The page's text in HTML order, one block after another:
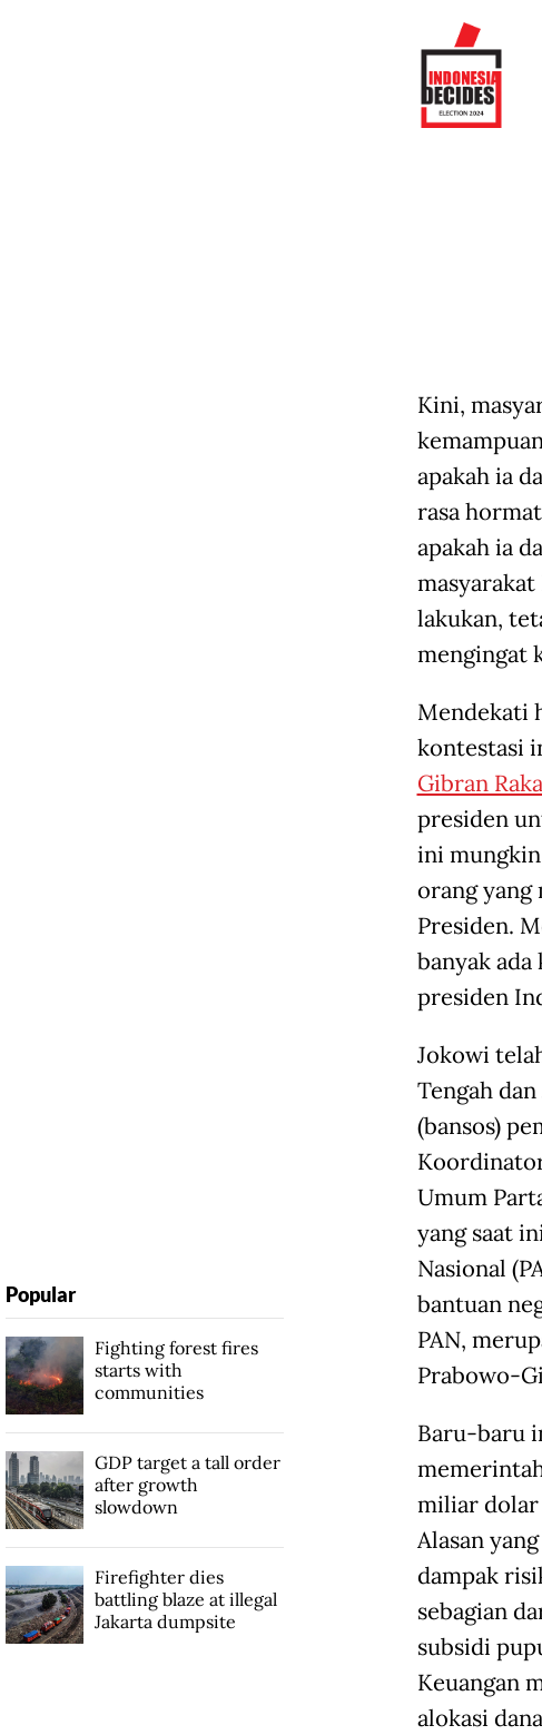
Kini,
apakah ia
rasa
apakah ia
lakukan,
mengingat
Mendekati
kontestasi
Gibran
presiden
ini
orang yang
Presiden.
banyak
presiden
Jokowi
Tengah
(bansos)
Umum
yang saat
Nasional
bantuan
PAN,
Prabowo-
Baru-baru
miliar dolar
Alasan
dampak
sebagian
subsidi
Keuangan
alokasi
Popular
Fighting forest fires
starts with
communities
GDP target a tall order
after growth
slowdown
Firefighter dies
battling blaze at illegal
Jakarta dumpsite